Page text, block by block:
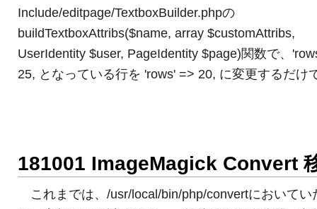
Include/editpage/TextboxBuilder.phpの
buildTextboxAttribs($name, array $customAttribs,
UserIdentity $user, PageIdentity $page)関数で、
25, となっている行を 'rows' => 20, に変更するだけ
181001 ImageMagick Convert
これまでは、/usr/local/bin/php/convertにおいてい